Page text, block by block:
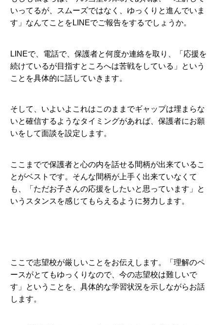
いってるが、スムーズではなく、ゆっくりと進んでいま
す」なんてことをLINEでご報告をするでしょうか。
LINEで、電話で、保護者と何度か連絡を取り、「応援を
続けているが目指すところへは苦戦をしている」という
ことを具体的に話していきます。
そして、いよいよこれはこのままでギャップは埋まらな
いと確信するようなタイミングがあれば、保護者にお願
いをして面談を設定します。
ここまでで保護者と心の内を話せる間柄が出来ているこ
とがベストです。そんな間柄が上手く出来ていなくて
も、「ただお子さんの応援をしたいと思っています」と
いうスタンスを感じてもらえるように努力します。
ここで志望校が厳しいことをお伝えします。「理解のペ
ースがとてもゆっくりなので、今の志望校は難しいで
す」ということを、具体的な学習状況を示しながらお話
します。